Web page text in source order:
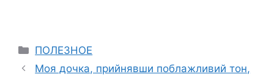
Categories
ПОЛЕЗНОЕ
Моя дочка, прийнявши поблажливий тон,